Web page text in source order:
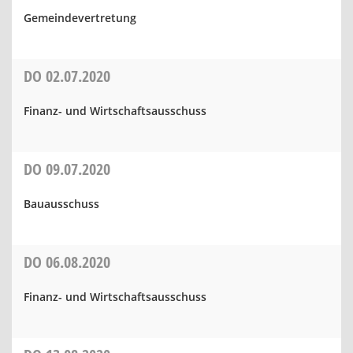
Gemeindevertretung
DO 02.07.2020
Finanz- und Wirtschaftsausschuss
DO 09.07.2020
Bauausschuss
DO 06.08.2020
Finanz- und Wirtschaftsausschuss